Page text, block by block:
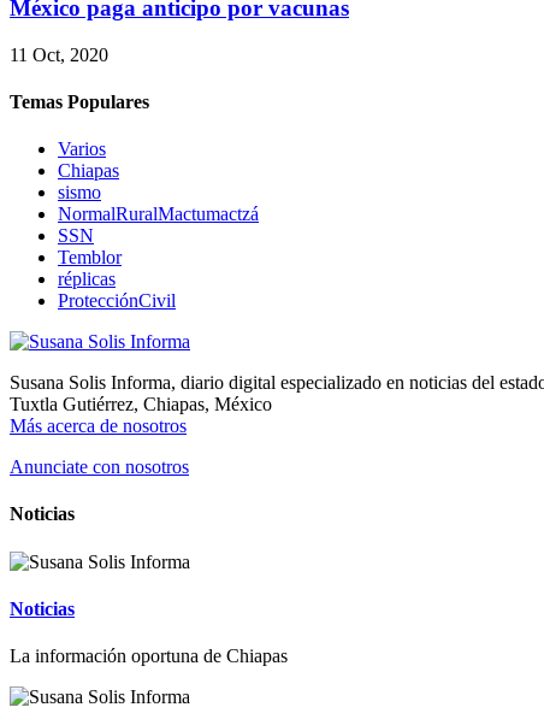
México paga anticipo por vacunas
11 Oct, 2020
Temas Populares
Varios
Chiapas
sismo
NormalRuralMactumactzá
SSN
Temblor
réplicas
ProtecciónCivil
Susana Solis Informa, diario digital especializado en noticias del
Tuxtla Gutiérrez, Chiapas, México
Más acerca de nosotros
Anunciate con nosotros
Noticias
Noticias
La información oportuna de Chiapas